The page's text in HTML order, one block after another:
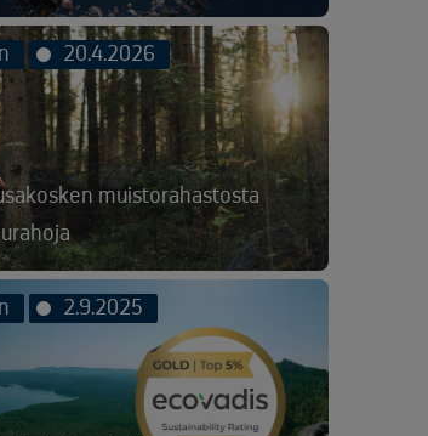
20.4.2026
muistorahastosta
2.9.2025